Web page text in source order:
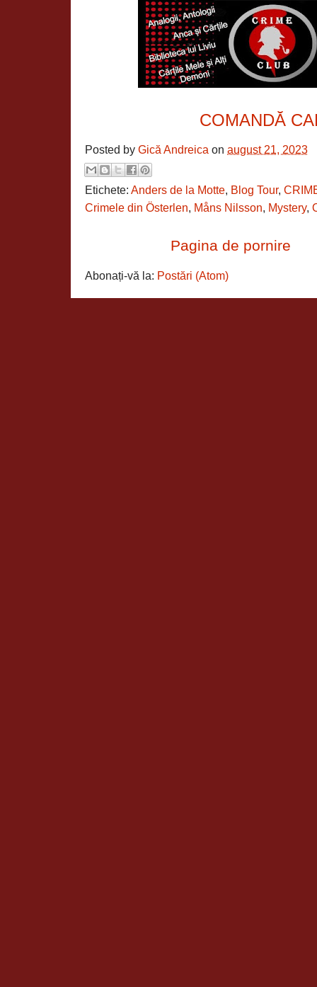
COMANDĂ
Posted by Gică Andreica on august 21, 2023
Etichete: Anders de la Motte, Blog Tour,
Crimele din Österlen, Måns Nilsson, Mystery,
Pagina de pornire
Abonați-vă la: Postări (Atom)